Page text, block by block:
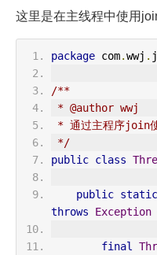
这里是在主线程中使用
package com.wwj .
/**
* @author wwj
* 通过主程序join
*/
public class
public static
throws
Exception
final